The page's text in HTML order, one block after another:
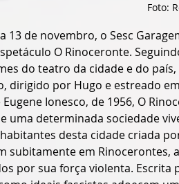
Foto:
13 de novembro, o Sesc
O Rinoceronte.
do teatro da cidade e do
dirigido por Hugo e estreado
Ionesco, de 1956, O
uma determinada sociedade
desta cidade criada
subitamente em Rinocerontes,
por sua força violenta.